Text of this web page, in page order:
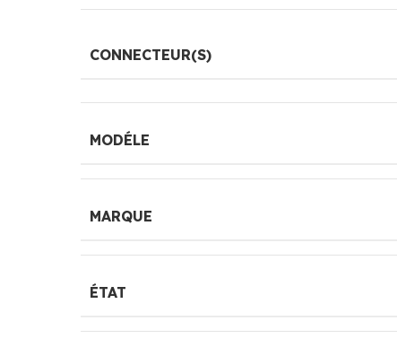
CONNECTEUR(S)
MODÉLE
MARQUE
ÉTAT